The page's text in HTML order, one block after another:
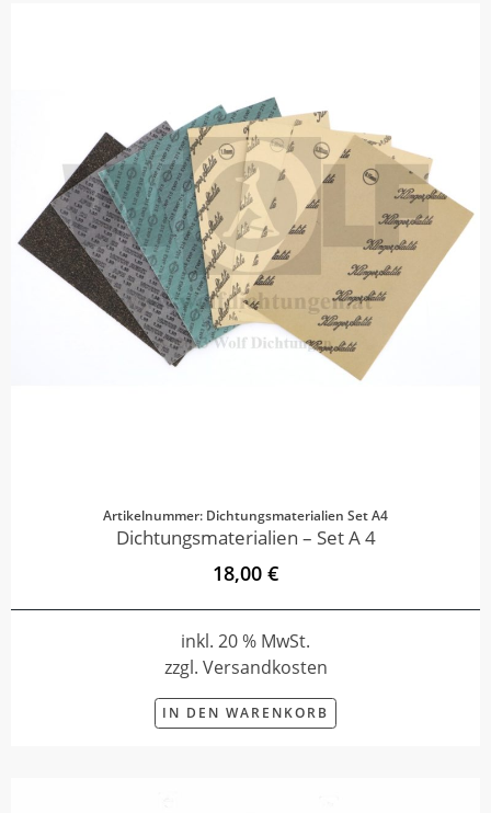
Artikelnummer: Dichtungsmaterialien Set A4
Dichtungsmaterialien – Set A 4
18,00 €
inkl. 20 % MwSt.
zzgl. Versandkosten
IN DEN WARENKORB